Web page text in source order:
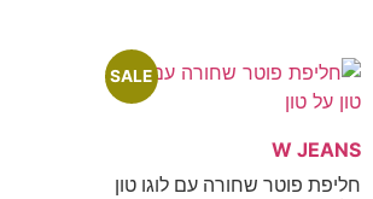
SALE
שחורה עם לוגו טון